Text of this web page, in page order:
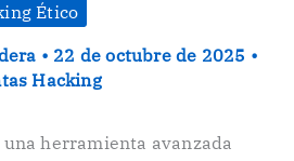
Ético
• 22 de octubre de 2025 •
Hacking
herramienta avanzada